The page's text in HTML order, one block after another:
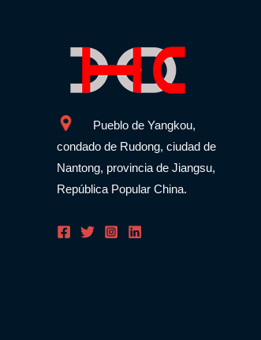
Pueblo de Yangkou,
condado de Rudong, ciudad de
Nantong, provincia de Jiangsu,
República Popular China.